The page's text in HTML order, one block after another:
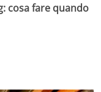
cosa fare quando